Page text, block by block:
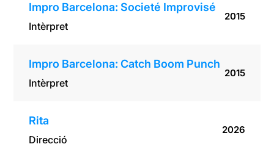
Impro Barcelona: Societé Improvisé
Intèrpret
2015
Impro Barcelona: Catch Boom Punch
Intèrpret
2015
Rita
Direcció
2026